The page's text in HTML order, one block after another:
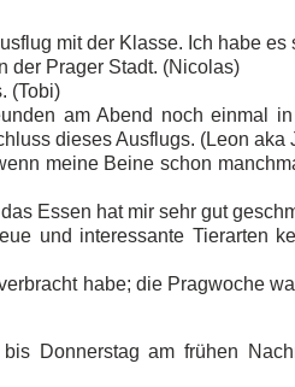
mit der Klasse. Ich habe es
der Prager Stadt. (Nicolas)
(Tobi)
am Abend noch einmal
dieses Ausflugs. (Leon aka
meine Beine schon
Essen hat mir sehr gut
und interessante Tierarten
habe; die Pragwoche
Donnerstag am frühen